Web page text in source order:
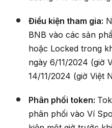
Điều kiện tham gia:
BNB vào các sản
hoặc Locked trong
ngày 6/11/2024 (giờ
14/11/2024 (giờ Việt
Phân phối token:
phân phối vào Ví